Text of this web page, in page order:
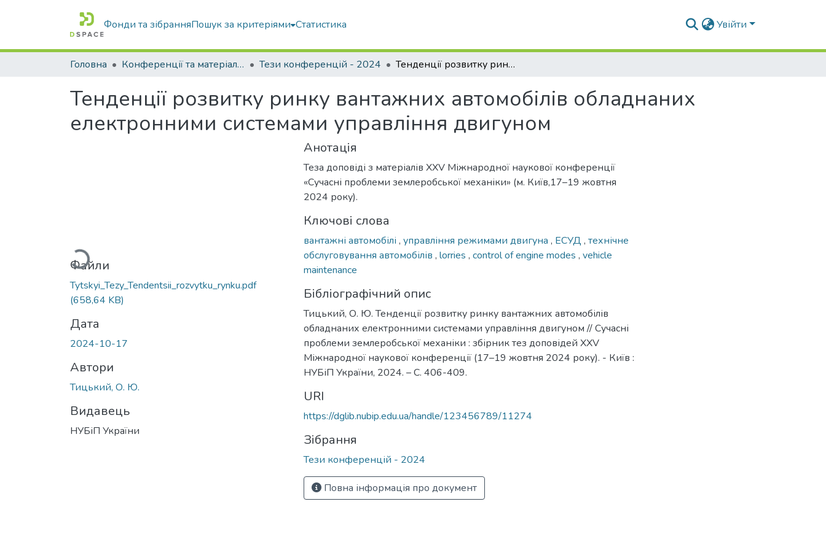
Фонди та зібранняПошук за критеріями Статистика Увійти
Головна Конференції та матеріали конференцій Тези конференцій - 2024 Тенденції розвитку ринку вантажних автомобілів обладнаних електронними системами управління двигуном
Тенденції розвитку ринку вантажних автомобілів обладнаних
електронними системами управління двигуном
Вантажиться...
Файли
Tytskyi_Tezy_Tendentsii_rozvytku_rynku.pdf
(658,64 KB)
Дата
2024-10-17
Автори
Тицький, О. Ю.
Видавець
НУБіП України
Анотація
Теза доповіді з матеріалів XХV Міжнародної наукової конференції
«Сучасні проблеми землеробської механіки» (м. Київ,17–19 жовтня
2024 року).
Ключові слова
вантажні автомобілі , управління режимами двигуна , ЕСУД , технічне
обслуговування автомобілів , lorries , control of engine modes , vehicle
maintenance
Бібліографічний опис
Тицький, О. Ю. Тенденції розвитку ринку вантажних автомобілів
обладнаних електронними системами управління двигуном // Сучасні
проблеми землеробської механіки : збірник тез доповідей XХV
Міжнародної наукової конференції (17–19 жовтня 2024 року). - Київ :
НУБіП України, 2024. – С. 406-409.
URI
https://dglib.nubip.edu.ua/handle/123456789/11274
Зібрання
Тези конференцій - 2024
Повна інформація про документ